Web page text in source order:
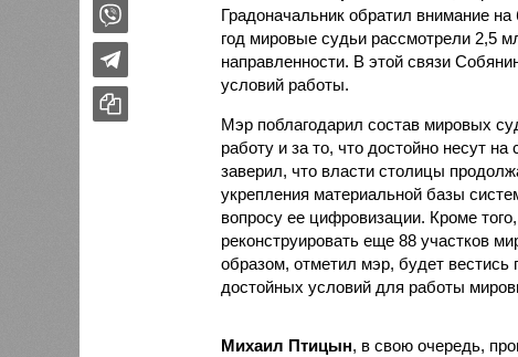
Градоначальник обратил внимание
год мировые судьи рассмотрели 2,5
направленности. В этой связи
условий работы.
Мэр поблагодарил состав мировых
работу и за то, что достойно несут на
заверил, что власти столицы
укрепления материальной базы
вопросу ее цифровизации. Кроме
реконструировать еще 88 участков
образом, отметил мэр, будет вестись
достойных условий для работы
Михаил Птицын, в свою очередь,